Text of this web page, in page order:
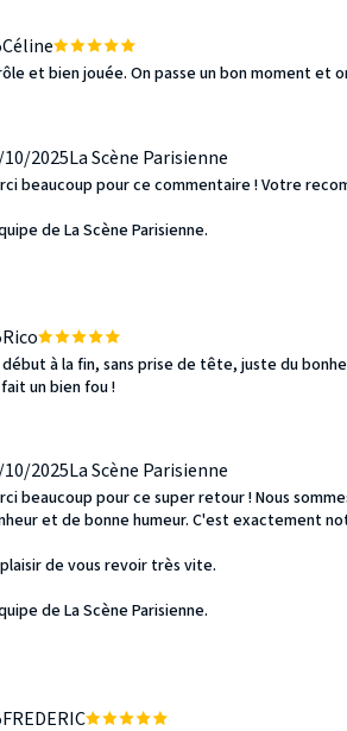
Céline
et bien jouée. On passe un bon moment et
2025La Scène Parisienne
beaucoup pour ce commentaire ! Votre
de La Scène Parisienne.
Rico
à la fin, sans prise de tête, juste du
un bien fou !
2025La Scène Parisienne
beaucoup pour ce super retour ! Nous
et de bonne humeur. C'est exactement
de vous revoir très vite.
de La Scène Parisienne.
FREDERIC